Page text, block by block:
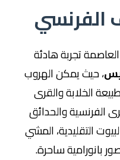
الفرنسي
تجربة هادئة
، حيث يمكن الهروب
الخلابة والقرى
الفرنسية والحدائق
التقليدية، المشي
بانورامية ساحرة.